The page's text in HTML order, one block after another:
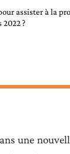
assister à la
2022 ?
une